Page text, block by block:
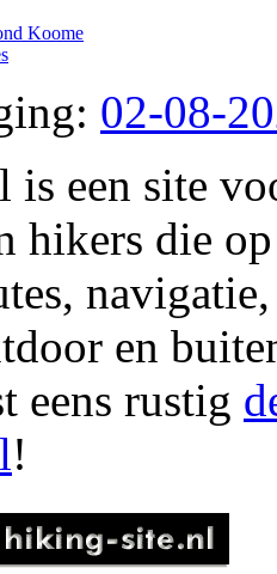
Koome
02-08-
een site
hikers die
en
eens rustig
!